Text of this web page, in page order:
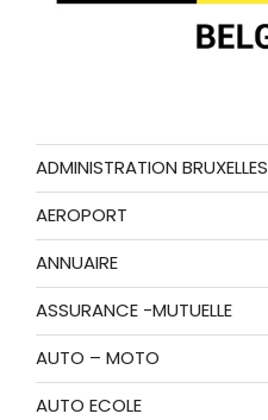
ADMINISTRATION BRUXELLES
AEROPORT
ANNUAIRE
ASSURANCE -MUTUELLE
AUTO – MOTO
AUTO ECOLE